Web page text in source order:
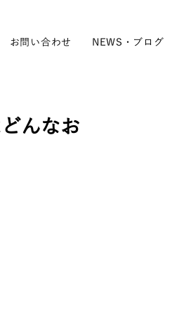
お問い合わせ NEWS・ブログ
んなお